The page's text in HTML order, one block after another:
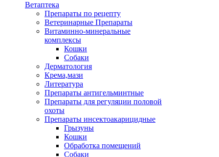
Ветаптека
Препараты по рецепту
Ветеринарные Препараты
Витаминно-минеральные
комплексы
Кошки
Собаки
Дерматология
Крема,мази
Литература
Препараты антигельминтные
Препараты для регуляции половой
охоты
Препараты инсектоакарицидные
Грызуны
Кошки
Обработка помещений
Собаки